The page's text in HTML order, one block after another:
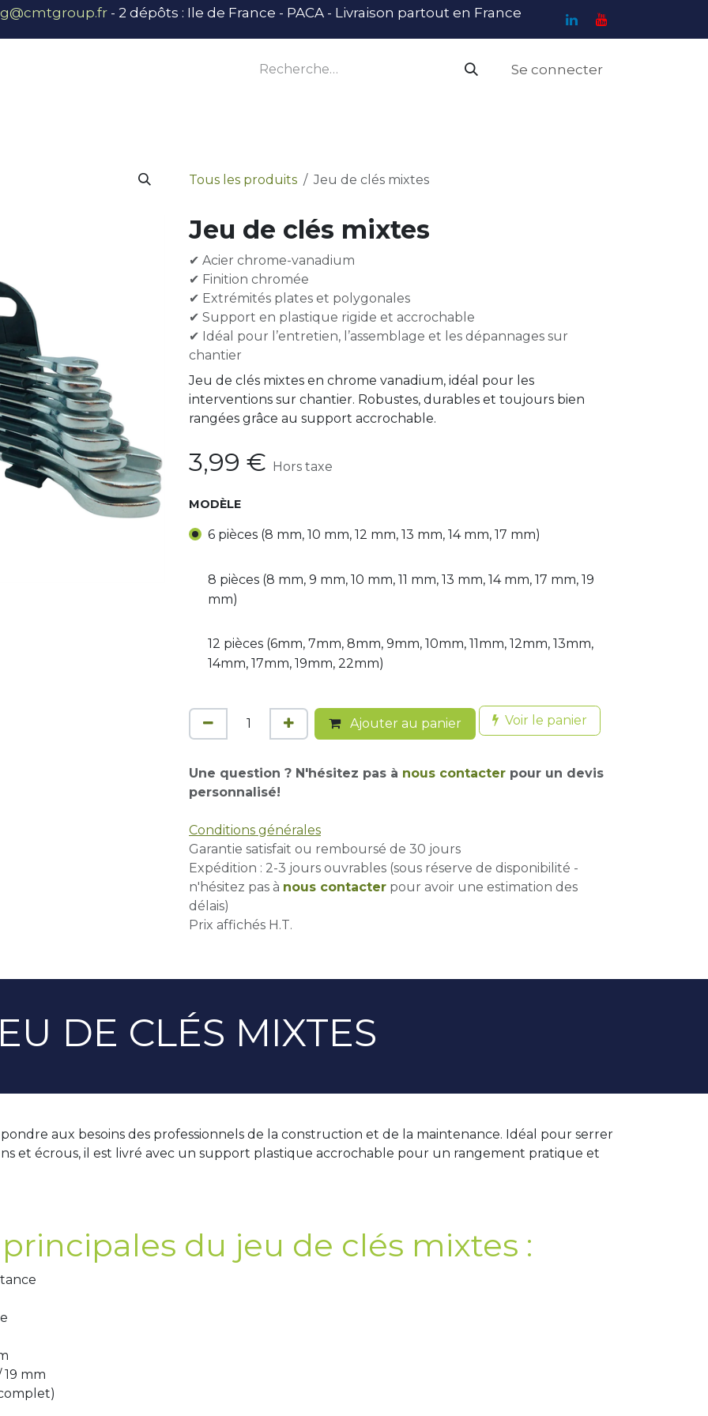
- 2 dépôts : Ile de France - PACA - Livraison partout en France
Se connecter
Tous les produits Jeu de clés mixtes
Jeu de clés mixtes
✔ Acier chrome-vanadium
✔ Finition chromée
✔ Extrémités plates et polygonales
✔ Support en plastique rigide et accrochable
✔ Idéal pour l’entretien, l’assemblage et les dépannages sur
chantier
Jeu de clés mixtes en chrome vanadium, idéal pour les
interventions sur chantier. Robustes, durables et toujours bien
rangées grâce au support accrochable.
3,99 € Hors taxe
MODÈLE
6 pièces (8 mm, 10 mm, 12 mm, 13 mm, 14 mm, 17 mm)
8 pièces (8 mm, 9 mm, 10 mm, 11 mm, 13 mm, 14 mm, 17 mm, 19
mm)
12 pièces (6mm, 7mm, 8mm, 9mm, 10mm, 11mm, 12mm, 13mm,
14mm, 17mm, 19mm, 22mm)
Ajouter au panier Voir le panier
Une question ? N'hésitez pas à nous contacter pour un devis
personnalisé!
Conditions générales
Garantie satisfait ou remboursé de 30 jours
Expédition : 2-3 jours ouvrables (sous réserve de disponibilité -
n'hésitez pas à nous contacter pour avoir une estimation des
délais)
Prix affichés H.T.
DE CLÉS MIXTES
aux besoins des professionnels de la construction et de la maintenance. Idéal pour serrer
et écrous, il est livré avec un support plastique accrochable pour un rangement pratique et
du jeu de clés mixtes :
19 mm